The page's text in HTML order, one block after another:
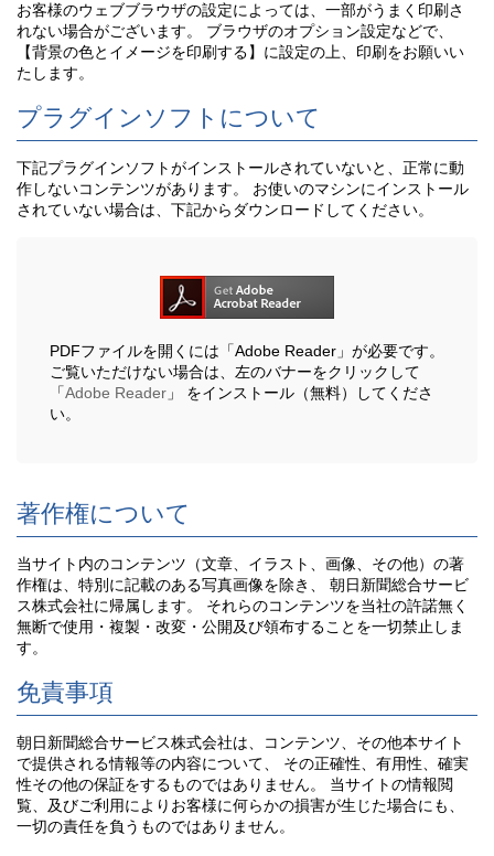
お客様のウェブブラウザの設定によっては、一部がうまく印刷さ
れない場合がございます。 ブラウザのオプション設定などで、
【背景の色とイメージを印刷する】に設定の上、印刷をお願いい
たします。
プラグインソフトについて
下記プラグインソフトがインストールされていないと、正常に動
作しないコンテンツがあります。 お使いのマシンにインストール
されていない場合は、下記からダウンロードしてください。
PDFファイルを開くには「Adobe Reader」が必要です。
ご覧いただけない場合は、左のバナーをクリックして
「Adobe Reader 」 をインストール（無料）してくださ
い。
著作権について
当サイト内のコンテンツ（文章、イラスト、画像、その他）の著
作権は、特別に記載のある写真画像を除き、 朝日新聞総合サービ
ス株式会社に帰属します。 それらのコンテンツを当社の許諾無く
無断で使用・複製・改変・公開及び領布することを一切禁止しま
す。
免責事項
朝日新聞総合サービス株式会社は、コンテンツ、その他本サイト
で提供される情報等の内容について、 その正確性、有用性、確実
性その他の保証をするものではありません。 当サイトの情報閲
覧、及びご利用によりお客様に何らかの損害が生じた場合にも、
一切の責任を負うものではありません。